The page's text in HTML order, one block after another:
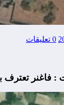
0 تعليقات
: فاغنر